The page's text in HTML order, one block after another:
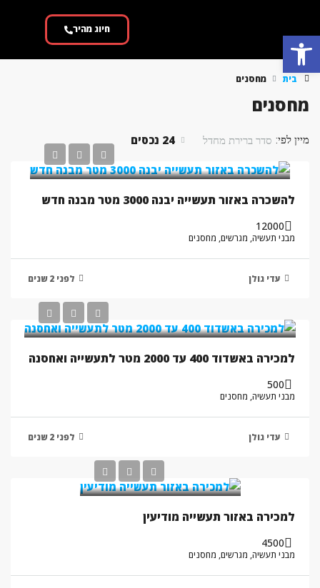
חיוג מהיר
בית מחסנים
מחסנים
24 נכסים מיין לפי: סדר ברירת מחדל
להשכרה באזור תעשייה יבנה 3000 מטר מבנה חדש
12000
מבני תעשיה, מגרשים, מחסנים
עדי גולן לפני 2 שנים
למכירה באשדוד 400 עד 2000 מטר לתעשייה ואחסנה
500
מבני תעשיה, מחסנים
עדי גולן לפני 2 שנים
למכירה באזור תעשייה מודיעין
4500
מבני תעשיה, מגרשים, מחסנים
פתח סרגל נגישות